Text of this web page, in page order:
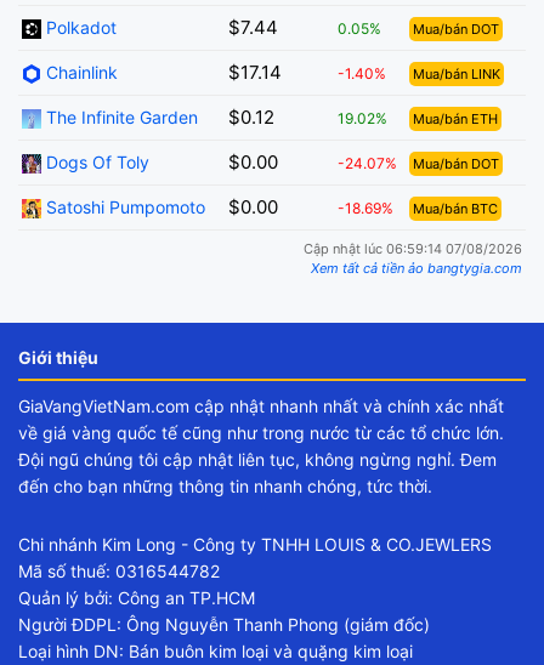
Polkadot $7.44 0.05% Mua/bán DOT
Chainlink $17.14 -1.40% Mua/bán LINK
The Infinite Garden $0.12 19.02% Mua/bán ETH
Dogs Of Toly $0.00 -24.07% Mua/bán DOT
Satoshi Pumpomoto $0.00 -18.69% Mua/bán BTC
Cập nhật lúc 06:59:14 07/08/2026
Xem tất cả tiền ảo bangtygia.com
Giới thiệu
GiaVangVietNam.com cập nhật nhanh nhất và chính xác nhất
về giá vàng quốc tế cũng như trong nước từ các tổ chức lớn.
Đội ngũ chúng tôi cập nhật liên tục, không ngừng nghỉ. Đem
đến cho bạn những thông tin nhanh chóng, tức thời.
Chi nhánh Kim Long - Công ty TNHH LOUIS & CO.JEWLERS
Mã số thuế: 0316544782
Quản lý bởi: Công an TP.HCM
Người ĐDPL: Ông Nguyễn Thanh Phong (giám đốc)
Loại hình DN: Bán buôn kim loại và quặng kim loại